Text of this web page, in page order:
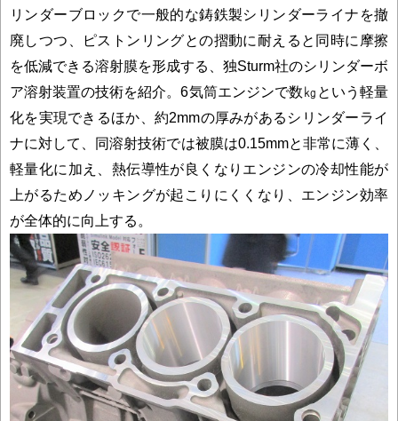
リンダーブロックで一般的な鋳鉄製シリンダーライナを撤
廃しつつ、ピストンリングとの摺動に耐えると同時に摩擦
を低減できる溶射膜を形成する、独Sturm社のシリンダーボ
ア溶射装置の技術を紹介。6気筒エンジンで数㎏という軽量
化を実現できるほか、約2mmの厚みがあるシリンダーライ
ナに対して、同溶射技術では被膜は0.15mmと非常に薄く、
軽量化に加え、熱伝導性が良くなりエンジンの冷却性能が
上がるためノッキングが起こりにくくなり、エンジン効率
が全体的に向上する。